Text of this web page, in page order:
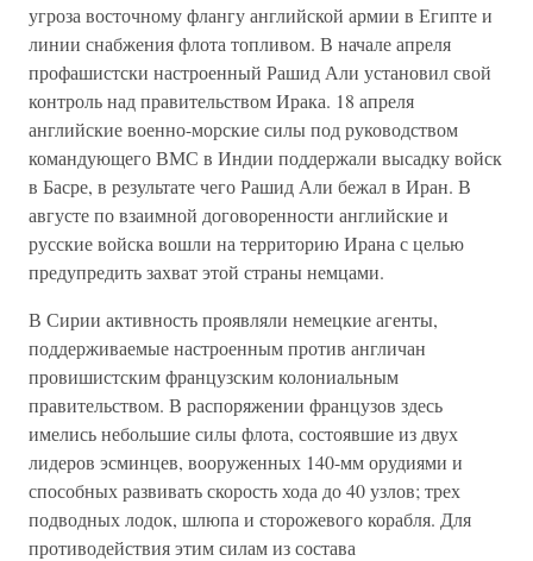
угроза восточному флангу английской армии в Египте и
линии снабжения флота топливом. В начале апреля
профашистски настроенный Рашид Али установил свой
контроль над правительством Ирака. 18 апреля
английские военно-морские силы под руководством
командующего ВМС в Индии поддержали высадку войск
в Басре, в результате чего Рашид Али бежал в Иран. В
августе по взаимной договоренности английские и
русские войска вошли на территорию Ирана с целью
предупредить захват этой страны немцами.
В Сирии активность проявляли немецкие агенты,
поддерживаемые настроенным против англичан
провишистским французским колониальным
правительством. В распоряжении французов здесь
имелись небольшие силы флота, состоявшие из двух
лидеров эсминцев, вооруженных 140-мм орудиями и
способных развивать скорость хода до 40 узлов; трех
подводных лодок, шлюпа и сторожевого корабля. Для
противодействия этим силам из состава